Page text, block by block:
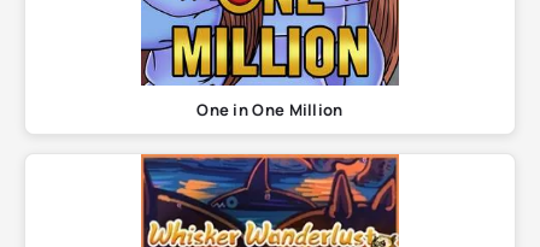
One in One Million